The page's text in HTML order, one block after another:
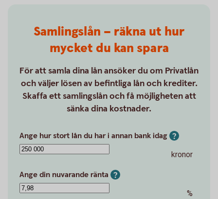
Samlingslån – räkna ut hur
mycket du kan spara
För att samla dina lån ansöker du om Privatlån
och väljer lösen av befintliga lån och krediter.
Skaffa ett samlingslån och få möjligheten att
sänka dina kostnader.
Ange hur stort lån du har i annan bank idag
kronor
Ange din nuvarande ränta
%